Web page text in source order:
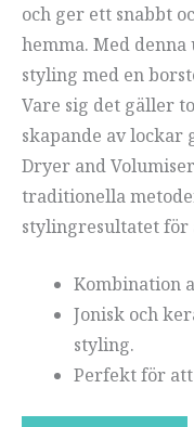
och ger ett snabbt
hemma. Med
styling med en
Vare sig det gäller
skapande av lockar
Dryer and
traditionella
stylingresultatet
Kombination
Jonisk och
styling.
Perfekt för